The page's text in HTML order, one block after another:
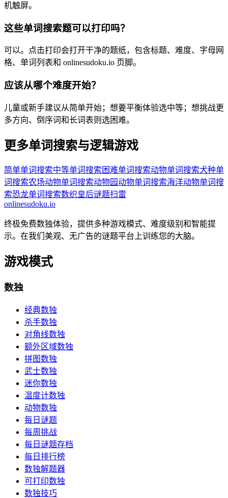
机触屏。
这些单词搜索题可以打印吗？
可以。点击打印会打开干净的题纸，包含标题、难度、字母网
格、单词列表和 onlinesudoku.io 页脚。
应该从哪个难度开始？
儿童或新手建议从简单开始；想要平衡体验选中等；想挑战更
多方向、倒序词和长词表则选困难。
更多单词搜索与逻辑游戏
简单单词搜索中等单词搜索 困难单词搜索动物单词搜索犬种单
词搜索农场动物单词搜索动物园动物单词搜索海洋动物单词搜
索恐龙单词搜索数织皇后谜题扫雷
onlinesudoku.io
终极免费数独体验，提供多种游戏模式、难度级别和智能提
示。在我们美观、无广告的谜题平台上训练您的大脑。
游戏模式
数独
经典数独
杀手数独
对角线数独
额外区域数独
拼图数独
武士数独
迷你数独
温度计数独
动物数独
每日谜题
每周挑战
每日谜题存档
每日排行榜
数独解题器
可打印数独
数独技巧